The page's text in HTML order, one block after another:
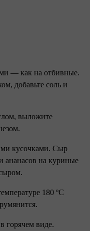
— как на отбивные.
добавьте соль и
выложите
кусочками. Сыр
ананасов на куриные
180 ºC
горячем виде.